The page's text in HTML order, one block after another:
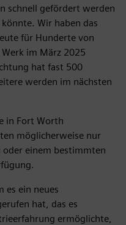
schnell gefördert werden
Wir haben das
für Hunderte von
im März 2025
hat fast 500
werden im nächsten
in Fort Worth
möglicherweise nur
einem bestimmten
es ein neues
hat, das es
ermöglichte,